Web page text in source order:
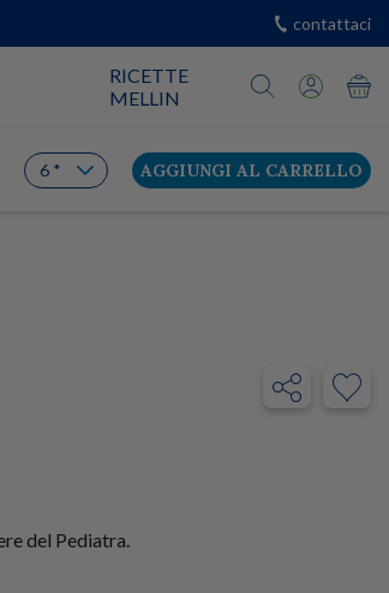
AGGIUNGI AL CARRELLO
del Pediatra.
contattaci
RICETTE
MELLIN